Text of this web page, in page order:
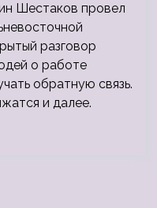
Шестаков провел
разговор
о работе
обратную связь.
и далее.